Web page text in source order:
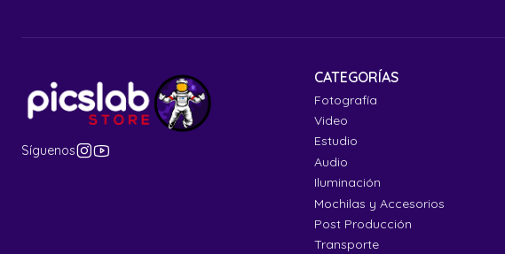
Síguenos
CATEGORÍAS
Fotografía
Video
Estudio
Audio
Iluminación
Mochilas y Accesorios
Post Producción
Transporte